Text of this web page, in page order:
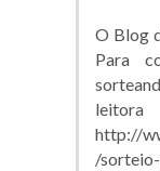
O Blog
Para
http://
/